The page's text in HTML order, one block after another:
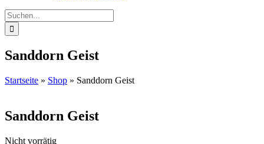
Suche
nach:
Sanddorn Geist
Startseite » Shop » Sanddorn Geist
Sanddorn Geist
Nicht vorrätig